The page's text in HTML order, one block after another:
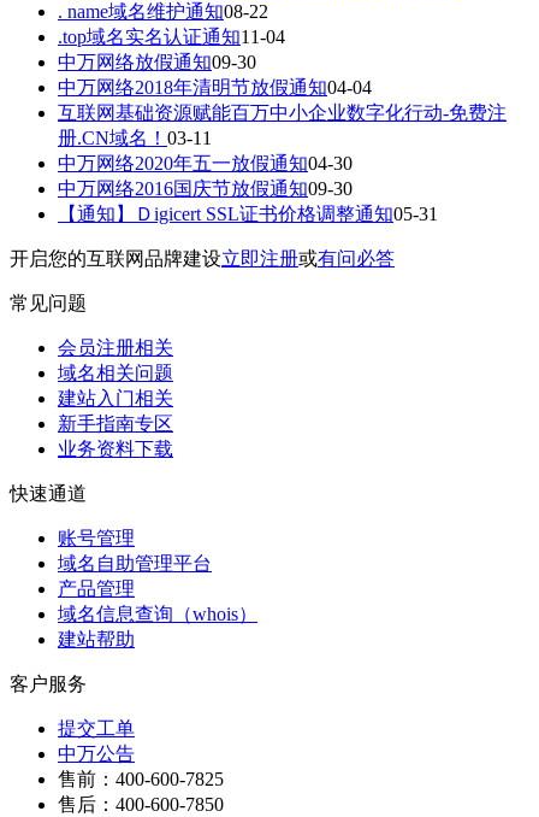
. name域名维护通知08-22
.top域名实名认证通知11-04
中万网络放假通知09-30
中万网络2018年清明节放假通知04-04
互联网基础资源赋能百万中小企业数字化行动-免费注
册.CN域名！ 03-11
中万网络2020年五一放假通知04-30
中万网络2016国庆节放假通知09-30
【通知】Ｄigicert SSL证书价格调整通知05-31
开启您的互联网品牌建设立即注册或有问必答
常见问题
会员注册相关
域名相关问题
建站入门相关
新手指南专区
业务资料下载
快速通道
账号管理
域名自助管理平台
产品管理
域名信息查询（whois）
建站帮助
客户服务
提交工单
中万公告
售前：400-600-7825
售后：400-600-7850